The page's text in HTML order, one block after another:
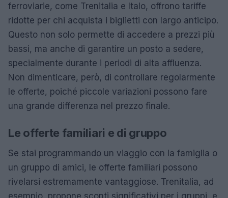
ferroviarie, come Trenitalia e Italo, offrono tariffe
ridotte per chi acquista i biglietti con largo anticipo.
Questo non solo permette di accedere a prezzi più
bassi, ma anche di garantire un posto a sedere,
specialmente durante i periodi di alta affluenza.
Non dimenticare, però, di controllare regolarmente
le offerte, poiché piccole variazioni possono fare
una grande differenza nel prezzo finale.
Le offerte familiari e di gruppo
Se stai programmando un viaggio con la famiglia o
un gruppo di amici, le offerte familiari possono
rivelarsi estremamente vantaggiose. Trenitalia, ad
esempio, propone sconti significativi per i gruppi, e